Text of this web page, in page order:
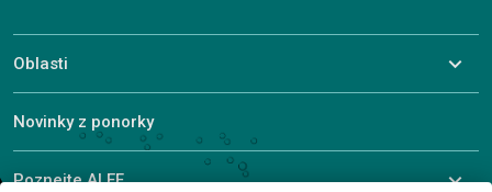
Oblasti
Novinky z ponorky
Poznejte ALEF